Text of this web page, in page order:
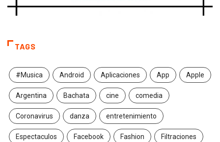
TAGS
#Musica Android Aplicaciones App Apple
Argentina Bachata cine comedia
Coronavirus danza entretenimiento
Espectaculos Facebook Fashion Filtraciones